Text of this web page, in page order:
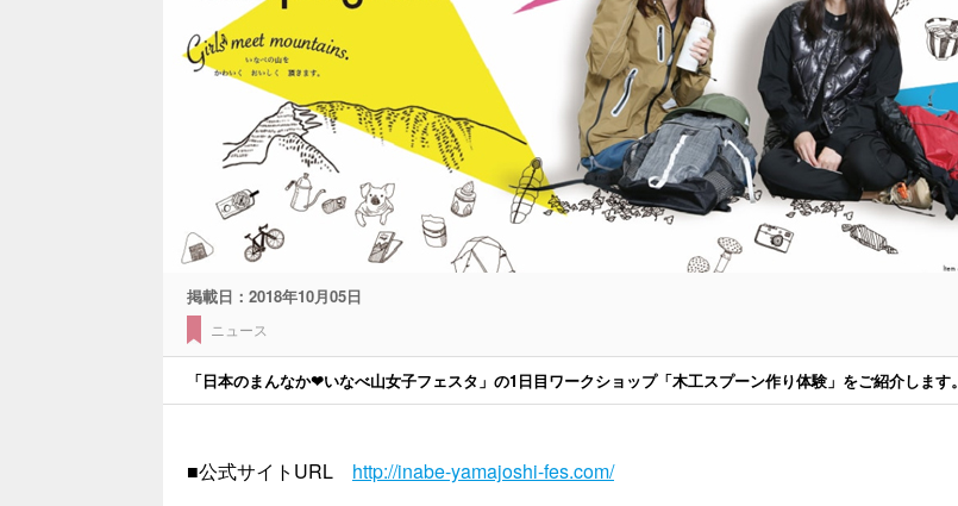
掲載日： 2018年10月05日
ニュース
「日本のまんなか❤いなべ山女子フェスタ」の1日目ワークショップ「木工スプーン作り体験」をご紹介します。
■公式サイトURL http://inabe-yamajoshi-fes.com/